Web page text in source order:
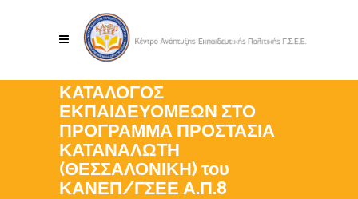
ΚΑΤΑΛΟΓΟΣ
ΕΚΠΑΙΔΕΥΟΜΕΩΝ ΣΤΟ
ΠΡΟΓΡΑΜΜΑ ΠΡΟΣΤΑΣΙΑ
ΚΑΤΑΝΑΛΩΤΗ
(ΘΕΣΣΑΛΟΝΙΚΗ) του
ΚΑΝΕΠ/ΓΣΕΕ Α.Π.8